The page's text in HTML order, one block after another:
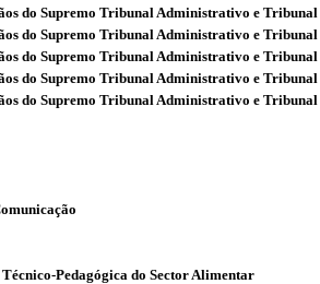
do Supremo Tribunal Administrativo e
do Supremo Tribunal Administrativo e
do Supremo Tribunal Administrativo e
do Supremo Tribunal Administrativo e
do Supremo Tribunal Administrativo e
Pedagógica do Sector Alimentar